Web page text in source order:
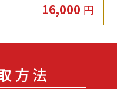
16,000 円
方法